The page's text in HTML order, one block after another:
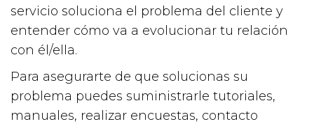
servicio soluciona el problema del cliente y
entender cómo va a evolucionar tu relación
con él/ella.
Para asegurarte de que solucionas su
problema puedes suministrarle tutoriales,
manuales, realizar encuestas, contacto